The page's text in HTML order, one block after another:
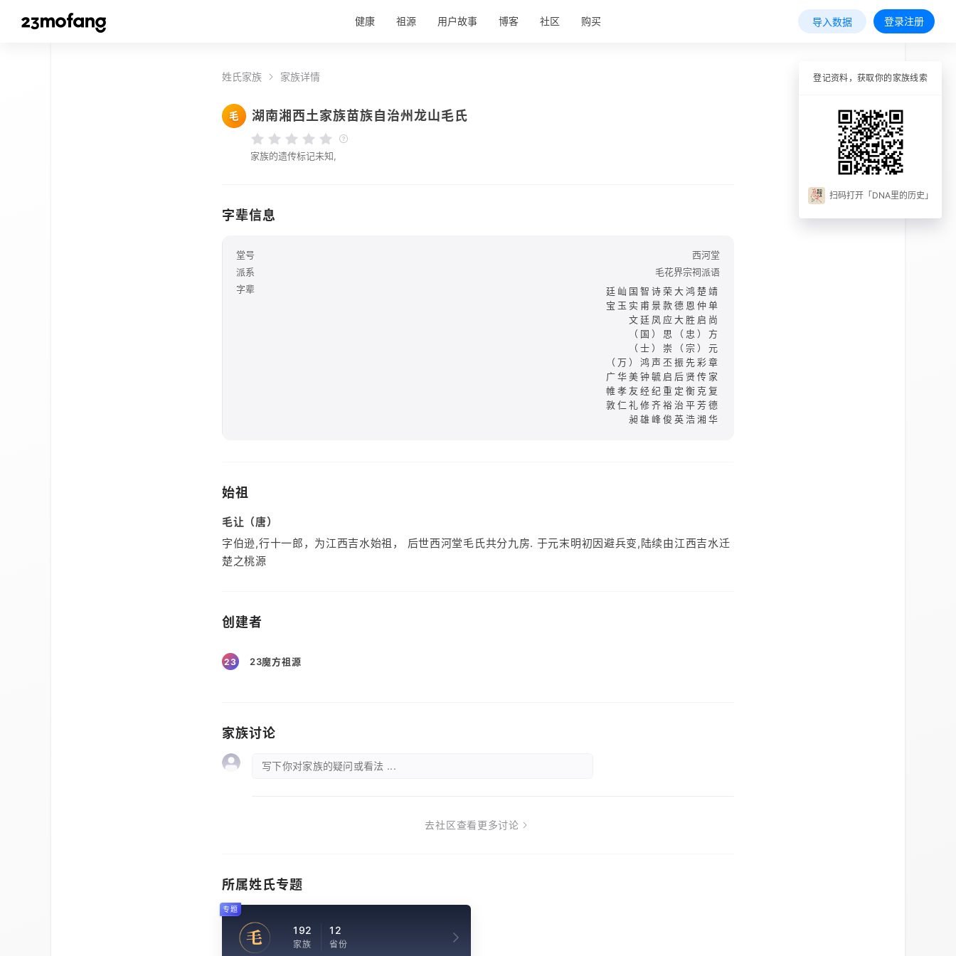
健康 祖源 用户故事 博客 社区 购买 导入数据 登录注册
姓氏家族 家族详情
毛 湖南湘西土家族苗族自治州龙山毛氏
家族的遗传标记未知,
字辈信息
堂号
西河堂
派系
毛花界宗祠派语
字辈
廷屾国智诗荣大鸿楚靖
宝玉实甫景款德恩仲单
文廷凤应大胜启尚
（国）思（忠）方
（士）崇（宗）元
（万）鸿声丕振先彩章
广华美钟毓启后贤传家
帷孝友经纪重定衡克复
敦仁礼修齐裕治平芳德
昶雄峰俊英浩湘华
始祖
毛让（唐）
字伯逊,行十一郎，为江西吉水始祖， 后世西河堂毛氏共分九房. 于元末明初因避兵变,陆续由江西吉水迁
楚之桃源
创建者
23 23魔方祖源
家族讨论
写下你对家族的疑问或看法 ...
去社区查看更多讨论
所属姓氏专题
毛 192
家族
12
省份
专题
登记资料，获取你的家族线索
扫码打开「DNA里的历史」